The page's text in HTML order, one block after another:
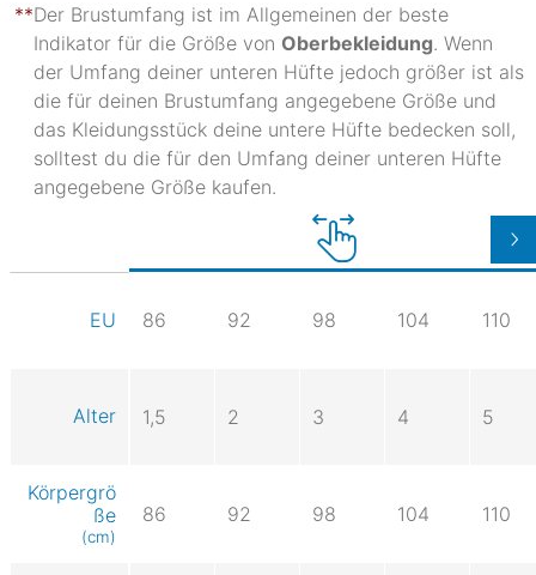
Der Brustumfang ist im Allgemeinen der beste
Indikator für die Größe von Oberbekleidung. Wenn
der Umfang deiner unteren Hüfte jedoch größer ist als
die für deinen Brustumfang angegebene Größe und
das Kleidungsstück deine untere Hüfte bedecken soll,
solltest du die für den Umfang deiner unteren Hüfte
angegebene Größe kaufen.
EU 86 92 98 104 110
Alter 1,5 2 3 4 5
Körpergrö
ße
(cm)
86 92 98 104 110